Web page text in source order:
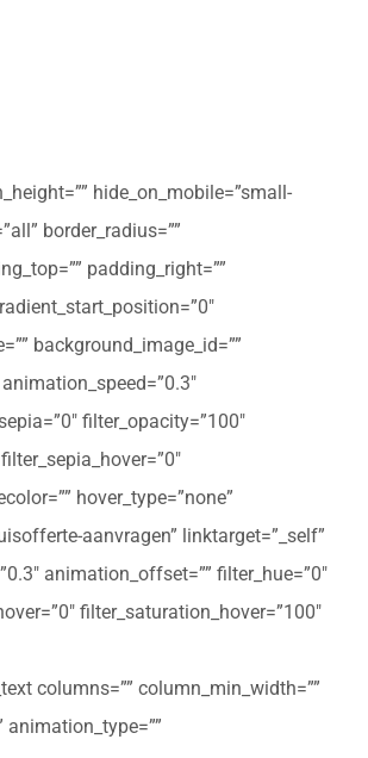
hide_on_mobile=”small-
border_radius=””
padding_right=””
background_image_id=””
filter_opacity=”100″
hover_type=”none”
aanvragen” linktarget=”_self”
animation_offset=”” filter_hue=”0″
filter_saturation_hover=”100″
columns=”” column_min_width=””
animation_type=””